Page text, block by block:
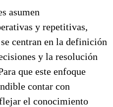
asumen
y repetitivas,
centran en la definición
y la resolución
que este enfoque
contar con
el conocimiento